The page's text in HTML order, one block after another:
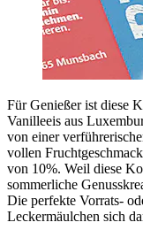
Für Genießer ist diese
Vanilleeis aus
von einer
vollen
von 10%. Weil diese
sommerliche
Die perfekte Vorrats-
Leckermäulchen sich